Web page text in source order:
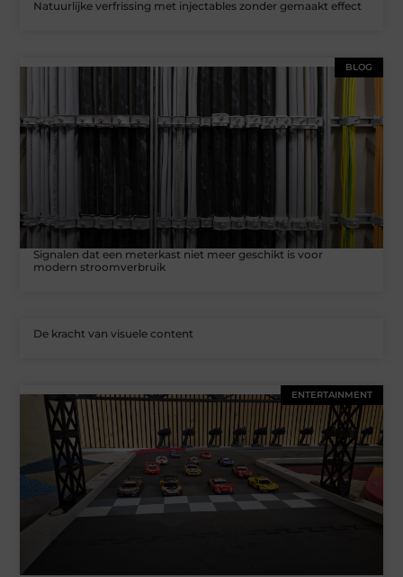
Natuurlijke verfrissing met injectables zonder gemaakt effect
BLOG
Signalen dat een meterkast niet meer geschikt is voor
modern stroomverbruik
De kracht van visuele content
ENTERTAINMENT